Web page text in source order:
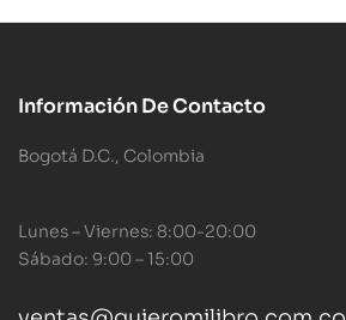
Información De Contacto
Bogotá D.C., Colombia
Lunes – Viernes: 8:00-20:00
Sábado: 9:00 – 15:00